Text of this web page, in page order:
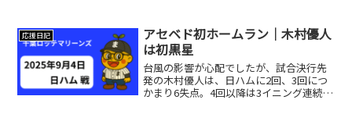
https://share.google/0qSnL4hET5ZJ1L...
応援日記
アセベド初ホームラン｜木村優人
は初黒星
台風の影響が心配でしたが、試合決行先
発の木村優人は、日ハムに2回、3回につ
かまり6失点。4回以降は3イニング連続の